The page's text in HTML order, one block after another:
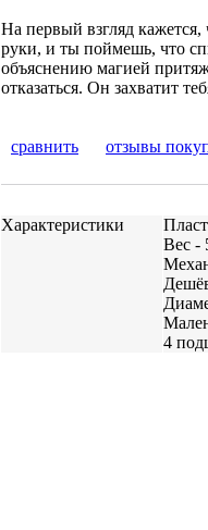
На первый взгляд кажется,
руки, и ты поймешь, что
объяснению магией
отказаться. Он захватит
сравнить отзывы
Характеристики
Вес -
4